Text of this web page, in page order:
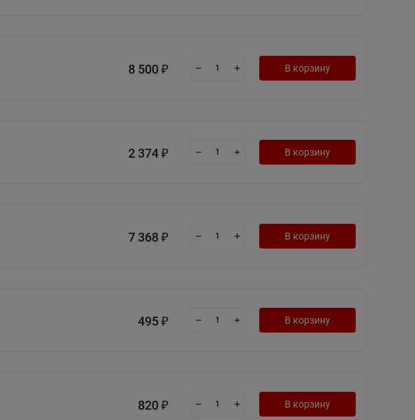
8 500 ₽ В корзину
2 374 ₽ В корзину
7 368 ₽ В корзину
495 ₽ В корзину
820 ₽ В корзину